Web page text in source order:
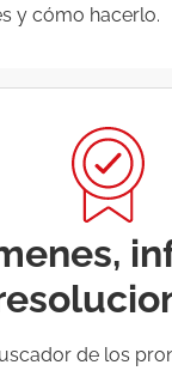
y cómo hacerlo.
de los